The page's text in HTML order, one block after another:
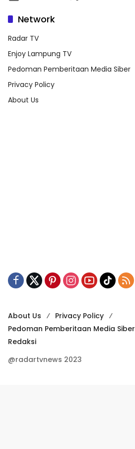
Network
Radar TV
Enjoy Lampung TV
Pedoman Pemberitaan Media Siber
Privacy Policy
About Us
About Us
Privacy Policy
Pedoman Pemberitaan Media Siber
Redaksi
@radartvnews 2023